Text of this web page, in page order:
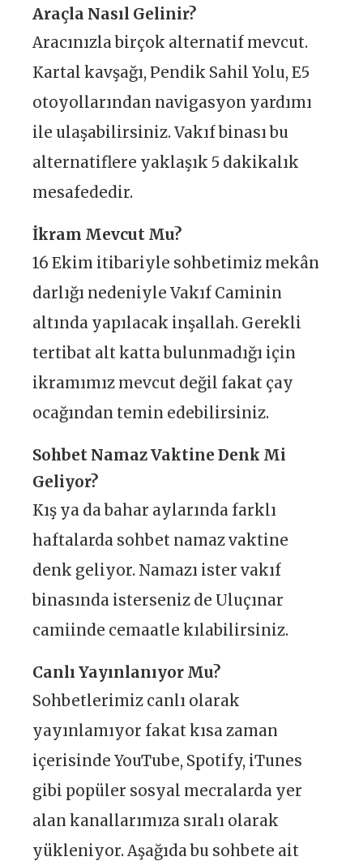
Araçla Nasıl Gelinir?
Aracınızla birçok alternatif mevcut.
Kartal kavşağı, Pendik Sahil Yolu, E5
otoyollarından navigasyon yardımı
ile ulaşabilirsiniz. Vakıf binası bu
alternatiflere yaklaşık 5 dakikalık
mesafededir.
İkram Mevcut Mu?
16 Ekim itibariyle sohbetimiz mekân
darlığı nedeniyle Vakıf Caminin
altında yapılacak inşallah. Gerekli
tertibat alt katta bulunmadığı için
ikramımız mevcut değil fakat çay
ocağından temin edebilirsiniz.
Sohbet Namaz Vaktine Denk Mi
Geliyor?
Kış ya da bahar aylarında farklı
haftalarda sohbet namaz vaktine
denk geliyor. Namazı ister vakıf
binasında isterseniz de Uluçınar
camiinde cemaatle kılabilirsiniz.
Canlı Yayınlanıyor Mu?
Sohbetlerimiz canlı olarak
yayınlamıyor fakat kısa zaman
içerisinde YouTube, Spotify, iTunes
gibi popüler sosyal mecralarda yer
alan kanallarımıza sıralı olarak
yükleniyor. Aşağıda bu sohbete ait